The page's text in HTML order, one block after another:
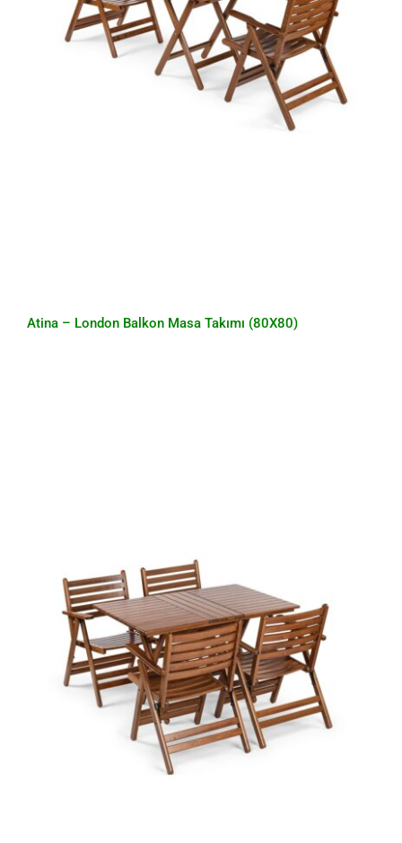
Atina – London Balkon Masa Takımı
(80X80)
Atina – London Balkon Masa Takımı (80X80)
Atina – London Masa Takımı (70X120)